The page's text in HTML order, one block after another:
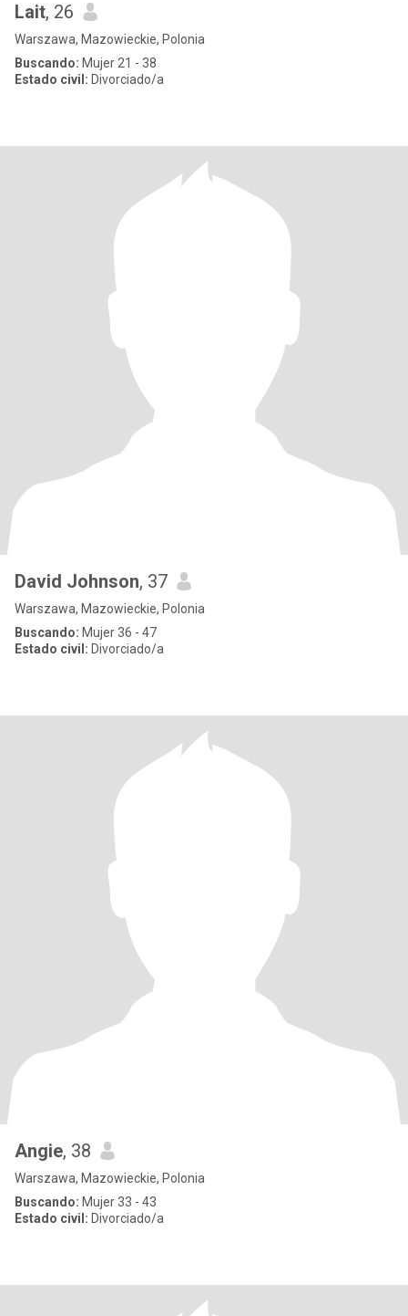
Lait, 26
Warszawa, Mazowieckie, Polonia
Buscando: Mujer 21 - 38
Estado civil: Divorciado/a
David Johnson, 37
Warszawa, Mazowieckie, Polonia
Buscando: Mujer 36 - 47
Estado civil: Divorciado/a
Angie, 38
Warszawa, Mazowieckie, Polonia
Buscando: Mujer 33 - 43
Estado civil: Divorciado/a